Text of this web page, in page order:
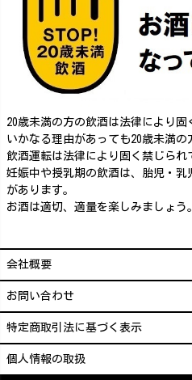
20歳未満の方の飲酒は法律により固
いかなる理由があっても20歳未満の
飲酒運転は法律により固く禁じられ
妊娠中や授乳期の飲酒は、胎児・
があります。
お酒は適切、適量を楽しみましょう。
会社概要
お問い合わせ
特定商取引法に基づく表示
個人情報の取扱